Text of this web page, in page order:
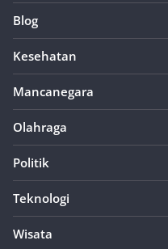
Blog
Kesehatan
Mancanegara
Olahraga
Politik
Teknologi
Wisata